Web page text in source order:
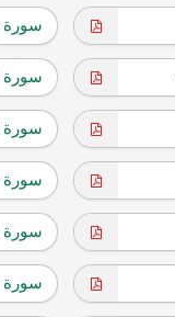
سورة
سورة
سورة
سورة
سورة
سورة